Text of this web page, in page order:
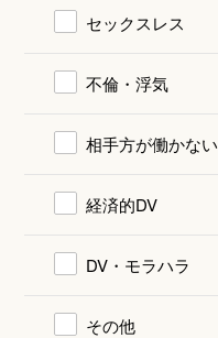
セックスレス
不倫・浮気
相手方が働かない
経済的DV
DV・モラハラ
その他